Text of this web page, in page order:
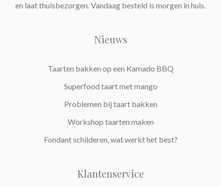
en laat thuisbezorgen. Vandaag besteld is morgen in huis.
Nieuws
Taarten bakken op een Kamado BBQ
Superfood taart met mango
Problemen bij taart bakken
Workshop taarten maken
Fondant schilderen, wat werkt het best?
Klantenservice